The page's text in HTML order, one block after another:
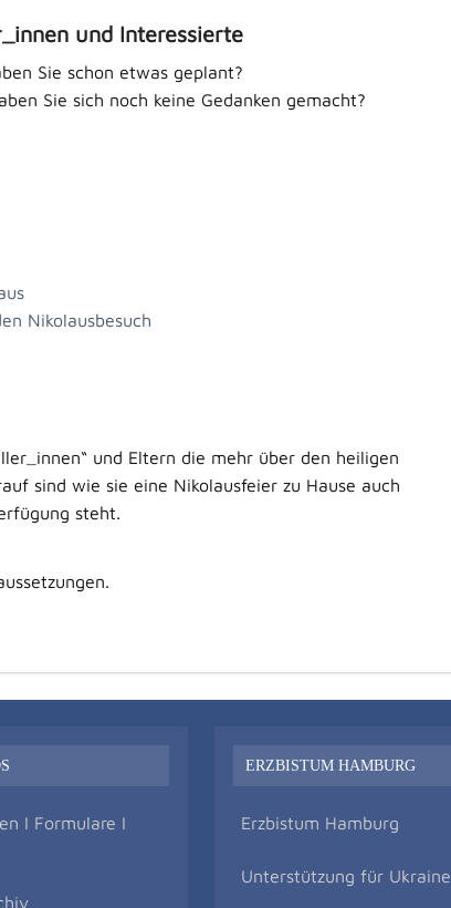
und Interessierte
Sie schon etwas geplant?
Sie sich noch keine Gedanken gemacht?
Nikolausbesuch
und Eltern die mehr über den heiligen
sind wie sie eine Nikolausfeier zu Hause auch
steht.
I Formulare I
ERZBISTUM HAMBURG
Erzbistum Hamburg
Unterstützung für Ukraine